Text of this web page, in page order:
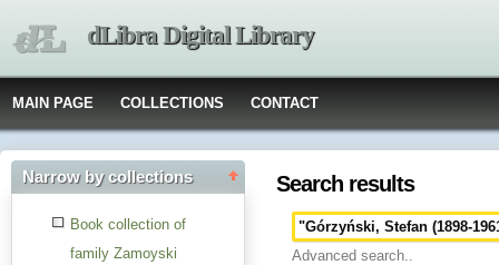
dLibra Digital Library
MAIN PAGE COLLECTIONS CONTACT
Narrow by collections
Book collection of
family Zamoyski
Search results
Advanced search..